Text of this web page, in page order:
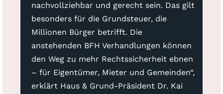
nachvollziehbar und gerecht sein. Das gilt
besonders für die Grundsteuer, die
Millionen Bürger betrifft. Die
anstehenden BFH Verhandlungen können
den Weg zu mehr Rechtssicherheit ebnen
– für Eigentümer, Mieter und Gemeinden“,
erklärt Haus & Grund-Präsident Dr. Kai